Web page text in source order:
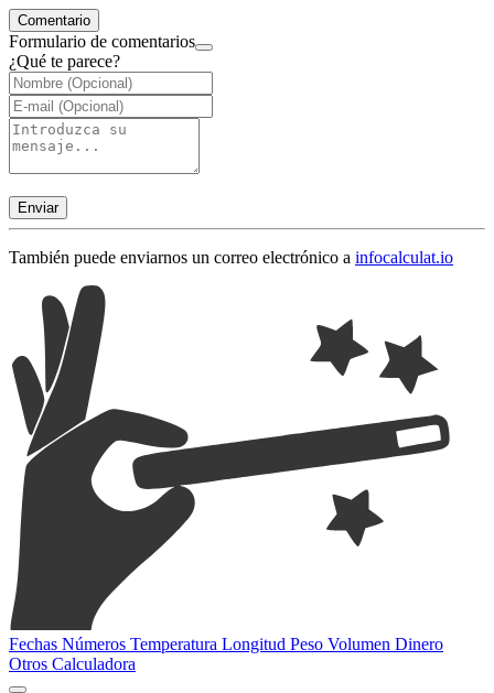
Comentario
Formulario de comentarios
¿Qué te parece?
Enviar
También puede enviarnos un correo electrónico a infocalculat.io
Fechas Números Temperatura Longitud Peso Volumen Dinero
Otros Calculadora